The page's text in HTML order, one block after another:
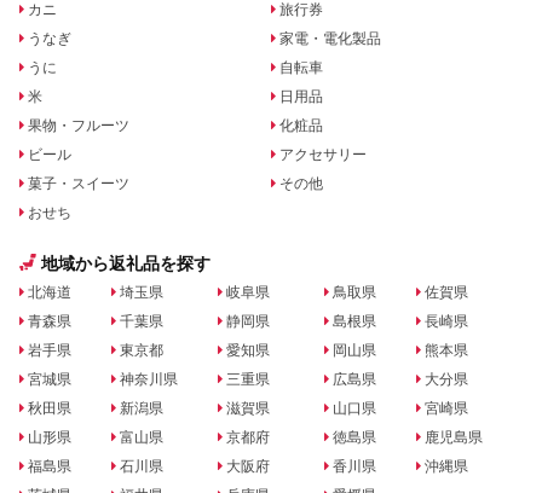
カニ
うなぎ
うに
米
果物・フルーツ
ビール
菓子・スイーツ
おせち
旅行券
家電・電化製品
自転車
日用品
化粧品
アクセサリー
その他
地域から返礼品を探す
北海道
青森県
岩手県
宮城県
秋田県
山形県
福島県
埼玉県
千葉県
東京都
神奈川県
新潟県
富山県
石川県
岐阜県
静岡県
愛知県
三重県
滋賀県
京都府
大阪府
鳥取県
島根県
岡山県
広島県
山口県
徳島県
香川県
佐賀県
長崎県
熊本県
大分県
宮崎県
鹿児島県
沖縄県